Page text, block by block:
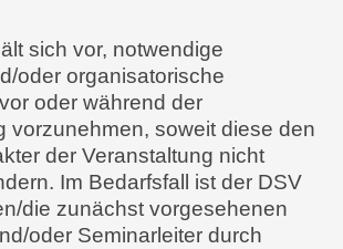
sich vor, notwendige
oder organisatorische
oder während der
vorzunehmen, soweit diese den
der Veranstaltung nicht
Im Bedarfsfall ist der DSV
die zunächst vorgesehenen
oder Seminarleiter durch